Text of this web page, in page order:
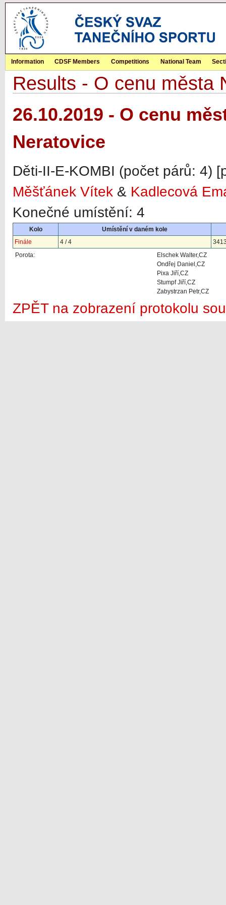
Information CDSF Members Competitions National Team
Results - O cenu města
26.10.2019 - O cenu
Neratovice
Děti-II-E-KOMBI (počet párů: 4)
Měšťánek Vítek & Kadlecová
Konečné umístění: 4
Kolo
Umístění v daném kole
Finále
4 / 4
Porota:
Elschek Walter,CZ
Ondřej Daniel,CZ
Pixa Jiří,CZ
Stumpf Jiří,CZ
Zabystrzan Petr,CZ
ZPĚT na zobrazení protokolu